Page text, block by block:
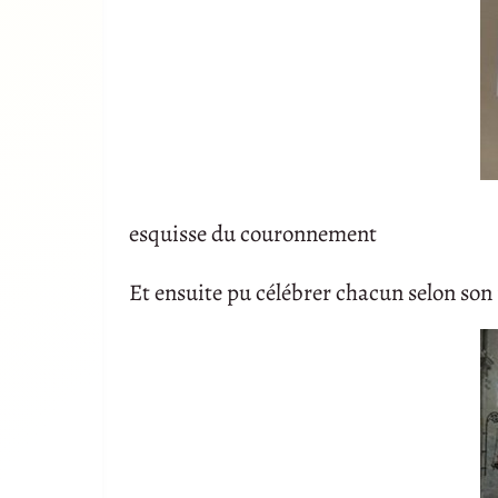
esquisse du couronnement
Et ensuite pu célébrer chacun selon